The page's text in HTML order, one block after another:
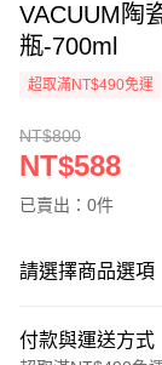
VACUUM陶
瓶-700ml
超取滿NT$490免運
NT$800
NT$588
已賣出：0件
請選擇商品選項
付款與運送方式